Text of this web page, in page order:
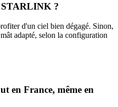
STARLINK ?
d'un ciel bien dégagé. Sinon,
adapté, selon la configuration
en France, même en